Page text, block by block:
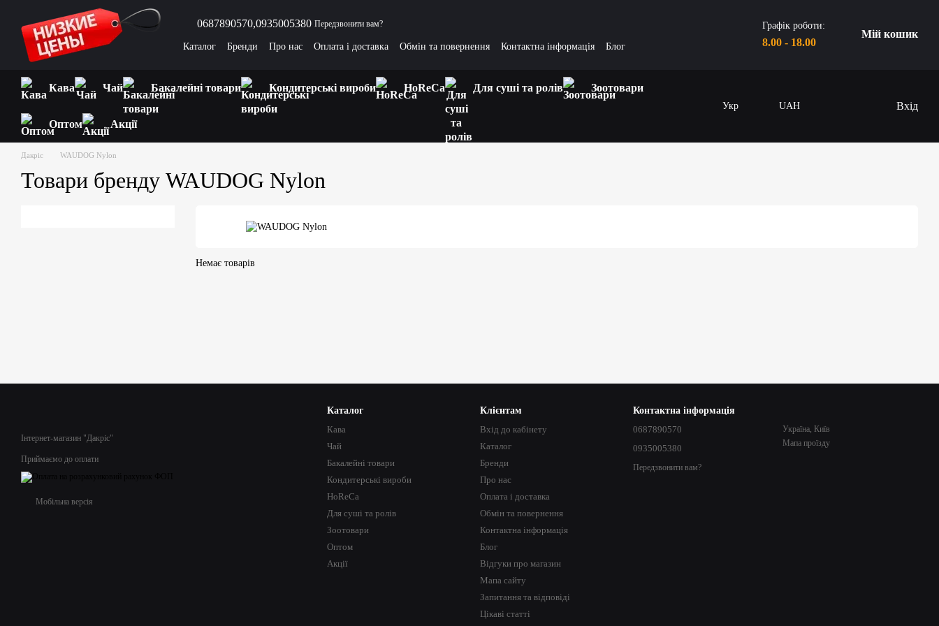
Перейти до основного контенту
0687890570,0935005380 Передзвонити вам?
Каталог Бренди Про нас Оплата і доставка Обмін та повернення Контактна інформація
Блог
Графік роботи:
8.00 - 18.00
Мій кошик
Кава Чай Бакалейні товари Кондитерські вироби HoReCa Для суші та ролів Зоотовари
Оптом Акції
Укр UAH Вхід
Дакріс WAUDOG Nylon
Товари бренду WAUDOG Nylon
Немає товарів
Інтернет-магазин "Дакріс"
Приймаємо до оплати
Мобільна версія
Каталог
Кава
Чай
Бакалейні товари
Кондитерські вироби
HoReCa
Для суші та ролів
Зоотовари
Оптом
Акції
Клієнтам
Вхід до кабінету
Каталог
Бренди
Про нас
Оплата і доставка
Обмін та повернення
Контактна інформація
Блог
Відгуки про магазин
Мапа сайту
Запитання та відповіді
Цікаві статті
Контактна інформація
0687890570
0935005380
Передзвонити вам?
Україна, Київ
Мапа проїзду